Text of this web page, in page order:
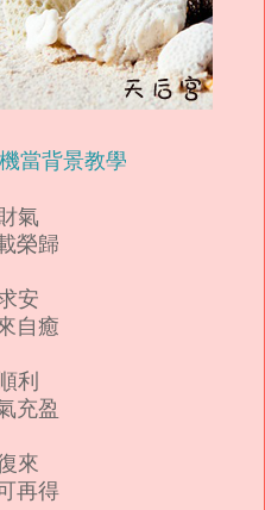
當背景教學
氣
歸
安
癒
利
盈
來
得